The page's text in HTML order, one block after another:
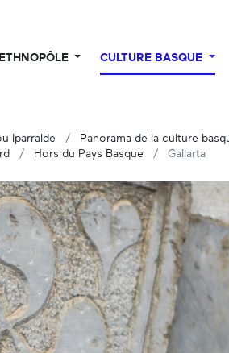
ETHNOPÔLE CULTURE BASQUE
Iparralde
Panorama de la culture
Hors du Pays Basque Gallarta